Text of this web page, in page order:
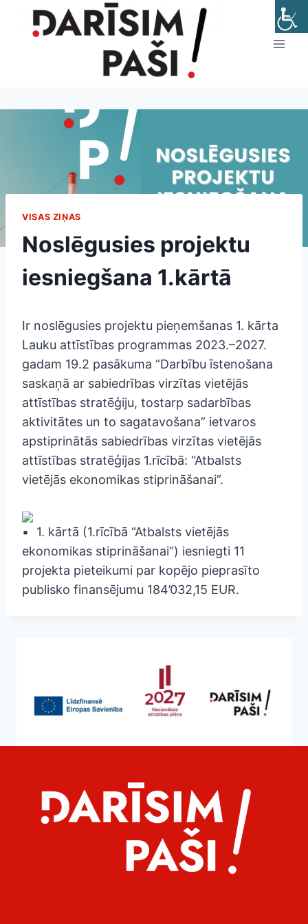
VISAS ZIŅAS
Noslēgusies projektu
iesniegšana 1.kārtā
Ir noslēgusies projektu pieņemšanas 1. kārta
Lauku attīstības programmas 2023.–2027.
gadam 19.2 pasākuma “Darbību īstenošana
saskaņā ar sabiedrības virzītas vietējās
attīstības stratēģiju, tostarp sadarbības
aktivitātes un to sagatavošana” ietvaros
apstiprinātās sabiedrības virzītas vietējās
attīstības stratēģijas 1.rīcībā: “Atbalsts
vietējās ekonomikas stiprināšanai”.
1. kārtā (1.rīcībā “Atbalsts vietējās
ekonomikas stiprināšanai”) iesniegti 11
projekta pieteikumi par kopējo pieprasīto
publisko finansējumu 184’032,15 EUR.